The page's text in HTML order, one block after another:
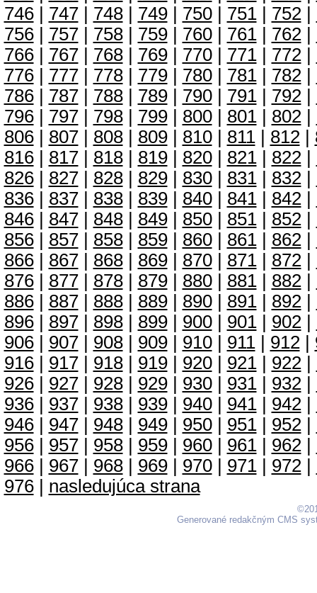
746| 747| 748| 749| 750| 751| 752|
756| 757| 758| 759| 760| 761| 762|
766| 767| 768| 769| 770| 771| 772|
776| 777| 778| 779| 780| 781| 782|
786| 787| 788| 789| 790| 791| 792|
796| 797| 798| 799| 800| 801| 802|
806| 807| 808| 809| 810| 811| 812|
816| 817| 818| 819| 820| 821| 822|
826| 827| 828| 829| 830| 831| 832|
836| 837| 838| 839| 840| 841| 842|
846| 847| 848| 849| 850| 851| 852|
856| 857| 858| 859| 860| 861| 862|
866| 867| 868| 869| 870| 871| 872|
876| 877| 878| 879| 880| 881| 882|
886| 887| 888| 889| 890| 891| 892|
896| 897| 898| 899| 900| 901| 902|
906| 907| 908| 909| 910| 911| 912|
916| 917| 918| 919| 920| 921| 922|
926| 927| 928| 929| 930| 931| 932|
936| 937| 938| 939| 940| 941| 942|
946| 947| 948| 949| 950| 951| 952|
956| 957| 958| 959| 960| 961| 962|
966| 967| 968| 969| 970| 971| 972|
976| nasledujúca strana
Generované redakčným CMS